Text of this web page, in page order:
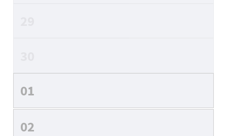
01
02